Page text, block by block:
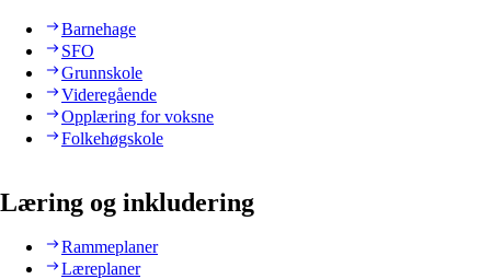
Barnehage
SFO
Grunnskole
Videregående
Opplæring for voksne
Folkehøgskole
Læring og inkludering
Rammeplaner
Læreplaner